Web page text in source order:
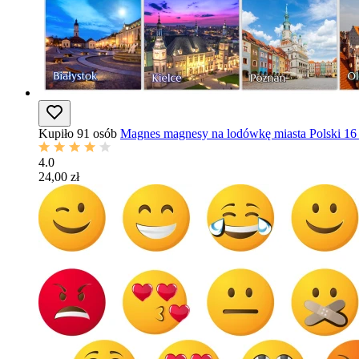
Kupiło 91 osób Magnes magnesy na lodówkę miasta Polski 16
4.0
24,00 zł